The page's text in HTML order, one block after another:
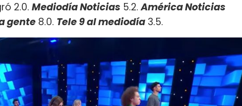
2.0. Mediodía Noticias 5.2.América Noticias
gente 8.0. Tele 9 al mediodía 3.5.